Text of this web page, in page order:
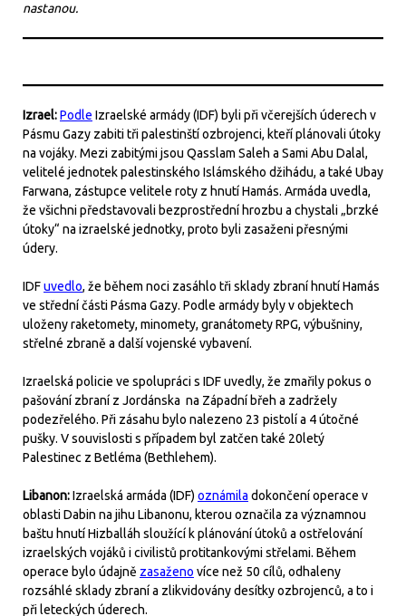
nastanou.
Izrael:Podle Izraelské armády (IDF) byli při včerejších úderech v
Pásmu Gazy zabiti tři palestinští ozbrojenci, kteří plánovali útoky
na vojáky. Mezi zabitými jsou Qasslam Saleh a Sami Abu Dalal,
velitelé jednotek palestinského Islámského džihádu, a také Ubay
Farwana, zástupce velitele roty z hnutí Hamás. Armáda uvedla,
že všichni představovali bezprostřední hrozbu a chystali „brzké
útoky“ na izraelské jednotky, proto byli zasaženi přesnými
údery.
IDFuvedlo, že během noci zasáhlo tři sklady zbraní hnutí Hamás
ve střední části Pásma Gazy. Podle armády byly v objektech
uloženy raketomety, minomety, granátomety RPG, výbušniny,
střelné zbraně a další vojenské vybavení.
Izraelská policie ve spolupráci s IDF uvedly, že zmařily pokus o
pašování zbraní z Jordánska na Západní břeh a zadržely
podezřelého. Při zásahu bylo nalezeno 23 pistolí a 4 útočné
pušky. V souvislosti s případem byl zatčen také 20letý
Palestinec z Betléma (Bethlehem).
Libanon:Izraelská armáda (IDF) oznámila dokončení operace v
oblasti Dabin na jihu Libanonu, kterou označila za významnou
baštu hnutí Hizballáh sloužící k plánování útoků a ostřelování
izraelských vojáků i civilistů protitankovými střelami. Během
operace bylo údajně zasaženo více než 50 cílů, odhaleny
rozsáhlé sklady zbraní a zlikvidovány desítky ozbrojenců, a to i
při leteckých úderech.